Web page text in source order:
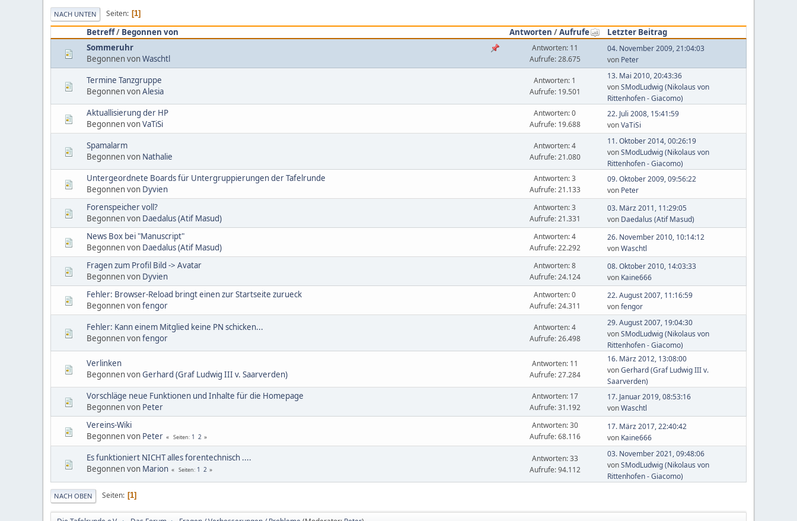
NACH UNTEN Seiten 1
Betreff/ Begonnen von Antworten /Aufrufe
Letzter Beitrag
Sommeruhr
Begonnen vonWaschtl
Antworten: 11
Aufrufe: 28.675
04. November 2009, 21:04:03
von Peter
Termine Tanzgruppe
Begonnen vonAlesia
Antworten: 1
Aufrufe: 19.501
13. Mai 2010, 20:43:36
vonSModLudwig (Nikolaus von
Rittenhofen - Giacomo)
Aktuallisierung der HP
Begonnen vonVaTiSi
Antworten: 0
Aufrufe: 19.688
22. Juli 2008, 15:41:59
vonVaTiSi
Spamalarm
Begonnen von Nathalie
Antworten: 4
Aufrufe: 21.080
11. Oktober 2014, 00:26:19
vonSModLudwig (Nikolaus von
Rittenhofen - Giacomo)
Untergeordnete Boards für Untergruppierungen der Tafelrunde
Begonnen von Dyvien
Antworten: 3
Aufrufe: 21.133
09. Oktober 2009, 09:56:22
von Peter
Forenspeicher voll?
Begonnen von Daedalus (Atif Masud)
Antworten: 3
Aufrufe: 21.331
03. März 2011, 11:29:05
von Daedalus (Atif Masud)
News Box bei "Manuscript"
Begonnen von Daedalus (Atif Masud)
Antworten: 4
Aufrufe: 22.292
26. November 2010, 10:14:12
vonWaschtl
Fragen zum Profil Bild -> Avatar
Begonnen von Dyvien
Antworten: 8
Aufrufe: 24.124
08. Oktober 2010, 14:03:33
von Kaine666
Fehler: Browser-Reload bringt einen zur Startseite zurueck
Begonnen vonfengor
Antworten: 0
Aufrufe: 24.311
22. August 2007, 11:16:59
vonfengor
Fehler: Kann einem Mitglied keine PN schicken...
Begonnen vonfengor
Antworten: 4
Aufrufe: 26.498
29. August 2007, 19:04:30
vonSModLudwig (Nikolaus von
Rittenhofen - Giacomo)
Verlinken
Begonnen vonGerhard (Graf Ludwig III v. Saarverden)
Antworten: 11
Aufrufe: 27.284
16. März 2012, 13:08:00
vonGerhard (Graf Ludwig III v.
Saarverden)
Vorschläge neue Funktionen und Inhalte für die Homepage
Begonnen von Peter
Antworten: 17
Aufrufe: 31.192
17. Januar 2019, 08:53:16
vonWaschtl
Vereins-Wiki
Begonnen von Peter Seiten 1 2
Antworten: 30
Aufrufe: 68.116
17. März 2017, 22:40:42
von Kaine666
Es funktioniert NICHT alles forentechnisch ....
Begonnen von Marion Seiten 1 2
Antworten: 33
Aufrufe: 94.112
03. November 2021, 09:48:06
vonSModLudwig (Nikolaus von
Rittenhofen - Giacomo)
NACH OBEN Seiten 1